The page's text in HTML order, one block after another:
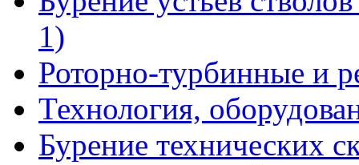
1)
Роторно-турбинные и
Технология,
Бурение технических